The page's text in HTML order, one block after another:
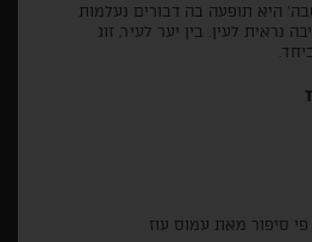
היא תופעה בה דבורים נעלמות
נראית לעין. בין יער לעיר, זוג
סיפור מאת עמוס עוז